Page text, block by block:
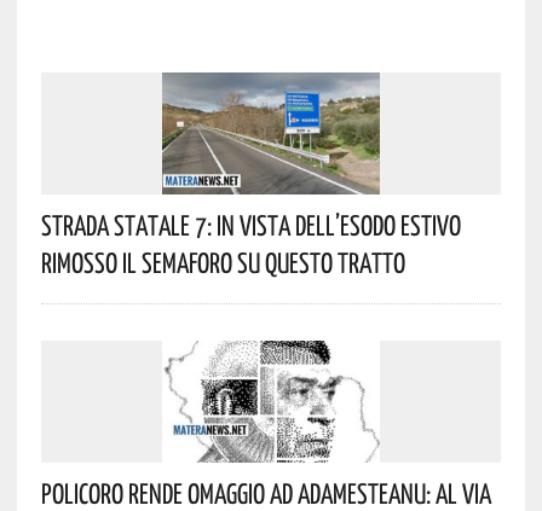
Strada Statale 7: In Vista Dell’esodo Estivo
Rimosso Il Semaforo Su Questo Tratto
Policoro Rende Omaggio Ad Adamesteanu: Al Via